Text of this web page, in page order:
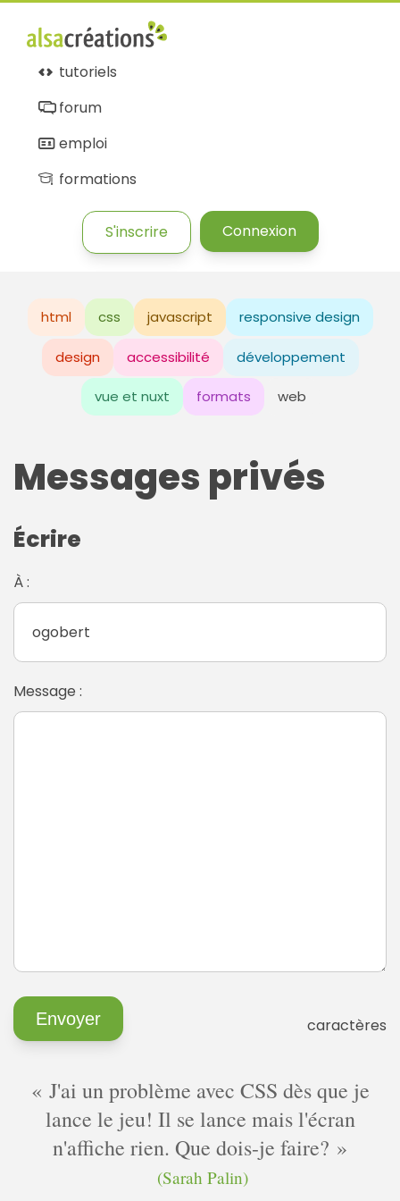
tutoriels
forum
emploi
formations
S'inscrire Connexion
html css javascript responsive design
design accessibilité développement
vue et nuxt formats web
Messages privés
Écrire
À :
Message :
caractères
J'ai un problème avec CSS dès que je
lance le jeu! Il se lance mais l'écran
n'affiche rien. Que dois-je faire?
(Sarah Palin)